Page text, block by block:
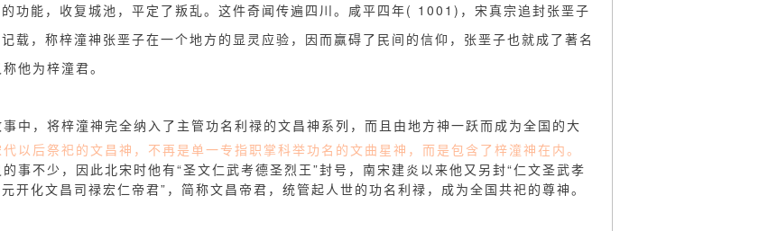
功能，收复城池，平定了叛乱。这件奇闻传遍四川。咸平四年( 1001)，宋真宗追封张垩子
载，称梓潼神张垩子在一个地方的显灵应验，因而赢碍了民间的信仰，张垩子也就成了著名
他为梓潼君。
中， 将梓潼神完全纳入了主管功名利禄的文昌神系列，而且由地方神一跃而成为全国的大
代以后祭祀的文昌神，不再是单一专指职掌科举功名的文曲星神，而是包含了梓潼神在内。
事不少，因此北宋时他有“圣文仁武考德圣烈王”封号，南宋建炎以来他又另封“仁文圣武孝
开化文昌司禄宏仁帝君”，简称文昌帝君，统管起人世的功名利禄，成为全国共祀的尊神。